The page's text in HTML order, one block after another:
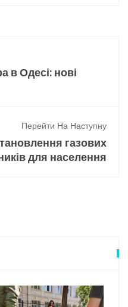
в Одесі: нові
Перейти На Наступну
газових
для населення